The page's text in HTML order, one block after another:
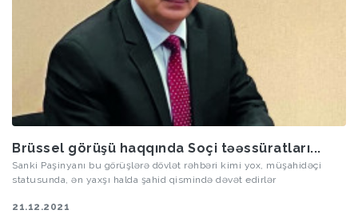
Brüssel görüşü haqqında Soçi təəssüratları...
Sanki Paşinyanı bu görüşlərə dövlət rəhbəri kimi yox, müşahidəçi
statusunda, ən yaxşı halda şahid qismində dəvət edirlər
21.12.2021